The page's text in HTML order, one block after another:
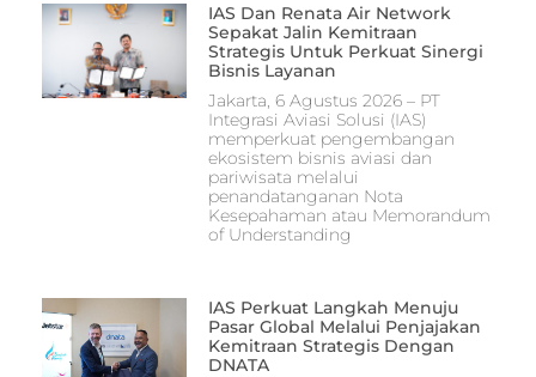
IAS Dan Renata Air Network
Sepakat Jalin Kemitraan
Strategis Untuk Perkuat Sinergi
Bisnis Layanan
Jakarta, 6 Agustus 2026 – PT
Integrasi Aviasi Solusi (IAS)
memperkuat pengembangan
ekosistem bisnis aviasi dan
pariwisata melalui
penandatanganan Nota
Kesepahaman atau Memorandum
of Understanding
IAS Perkuat Langkah Menuju
Pasar Global Melalui Penjajakan
Kemitraan Strategis Dengan
DNATA